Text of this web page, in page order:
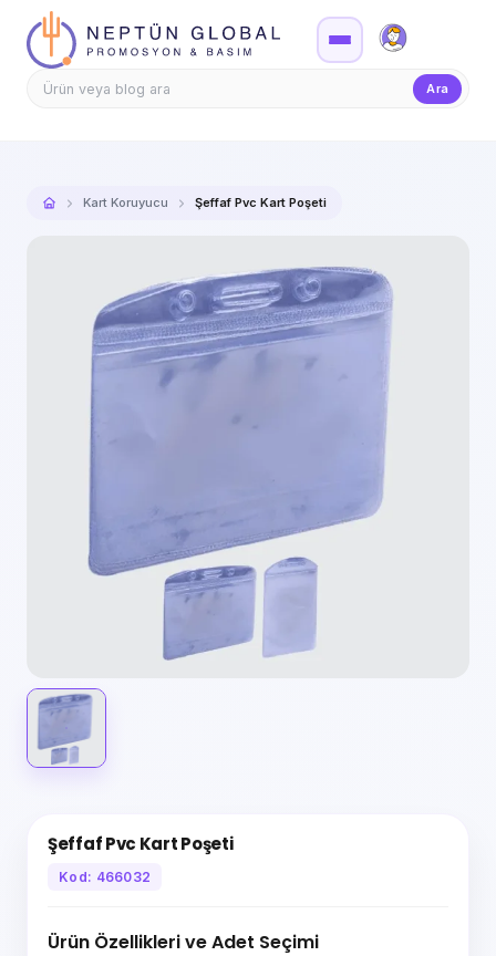
Firma Girişi
Ara
Kart Koruyucu Şeffaf Pvc Kart Poşeti
Şeffaf Pvc Kart Poşeti
Kod: 466032
Ürün Özellikleri ve Adet Seçimi